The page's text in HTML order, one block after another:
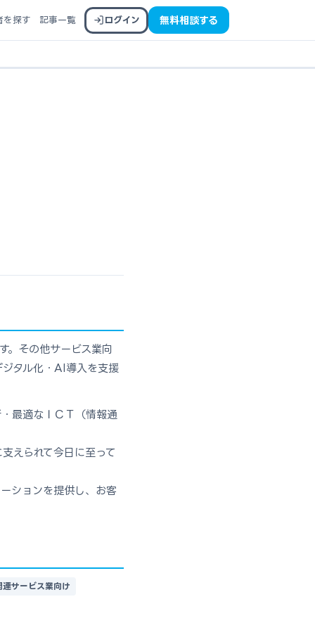
を探す 記事一覧 ログイン 無料相談する
。その他サービス業向
タル化・AI導入を支援
最適なＩＣＴ（情報通
えられて今日に至って
ションを提供し、お客
連サービス業向け